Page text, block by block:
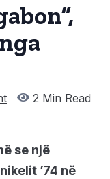
2 Min Read
se një
’74 në